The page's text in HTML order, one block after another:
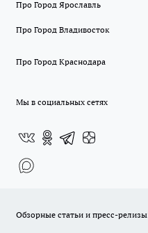
Про Город Ярославль
Про Город Владивосток
Про Город Краснодара
Мы в социальных сетях
Обзорные статьи и пресс-релизы